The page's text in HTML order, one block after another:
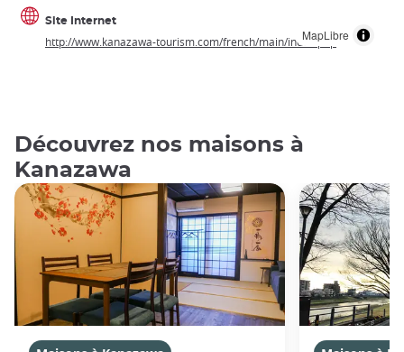
MapLibre
Site Internet
http://www.kanazawa-tourism.com/french/main/index.php
Découvrez nos maisons à
Kanazawa